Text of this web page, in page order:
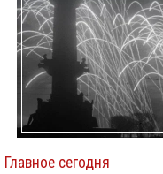
Главное сегодня